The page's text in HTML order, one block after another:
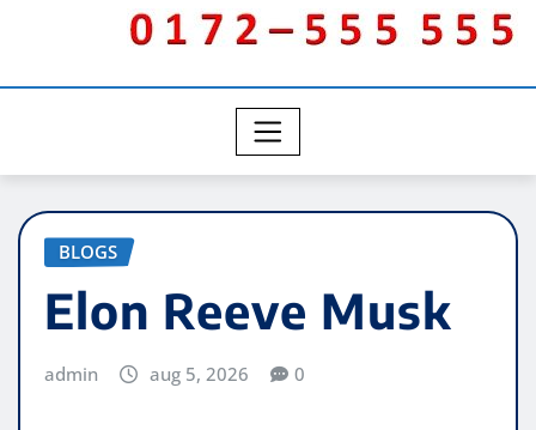
BLOGS
Elon Reeve Musk
admin aug 5, 2026 0